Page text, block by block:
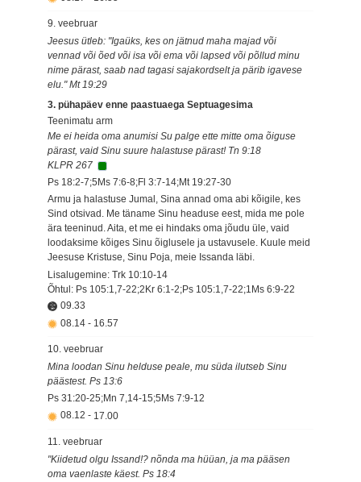
9. veebruar
Jeesus ütleb: "Igaüks, kes on jätnud maha majad või
vennad või õed või isa või ema või lapsed või põllud minu
nime pärast, saab nad tagasi sajakordselt ja pärib igavese
elu." Mt 19:29
3. pühapäev enne paastuaega Septuagesima
Teenimatu arm
Me ei heida oma anumisi Su palge ette mitte oma õiguse
pärast, vaid Sinu suure halastuse pärast! Tn 9:18
KLPR 267
Ps 18:2-7;5Ms 7:6-8;Fl 3:7-14;Mt 19:27-30
Armu ja halastuse Jumal, Sina annad oma abi kõigile, kes
Sind otsivad. Me täname Sinu headuse eest, mida me pole
ära teeninud. Aita, et me ei hindaks oma jõudu üle, vaid
loodaksime kõiges Sinu õiglusele ja ustavusele. Kuule meid
Jeesuse Kristuse, Sinu Poja, meie Issanda läbi.
Lisalugemine: Trk 10:10-14
Õhtul: Ps 105:1,7-22;2Kr 6:1-2;Ps 105:1,7-22;1Ms 6:9-22
09.33
08.14 - 16.57
10. veebruar
Mina loodan Sinu helduse peale, mu süda ilutseb Sinu
päästest. Ps 13:6
Ps 31:20-25;Mn 7,14-15;5Ms 7:9-12
08.12 - 17.00
11. veebruar
"Kiidetud olgu Issand!? nõnda ma hüüan, ja ma pääsen
oma vaenlaste käest. Ps 18:4